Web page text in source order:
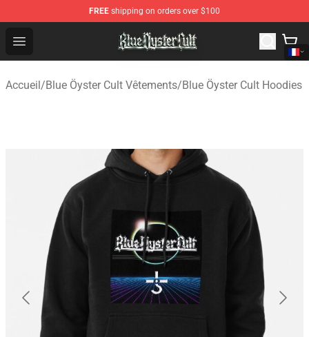
FREE shipping on orders over $100
Open menu
Blue Öyster Cult Store - Official Blue Öyster Cult
Accueil/Blue Öyster Cult Vêtements/Blue Öyster Cult Hoodies